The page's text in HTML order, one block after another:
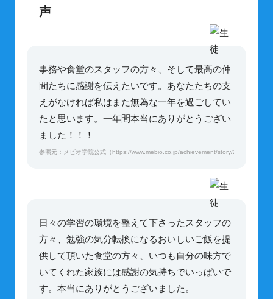
声
事務や食堂のスタッフの方々、そして最高の仲
間たちに感謝を伝えたいです。あなたたちの支
えがなければ私はまた無為な一年を過ごしてい
たと思います。一年間本当にありがとうござい
ました！！！
参照元：メビオ学院公式（https://www.mebio.co.jp/achievement/story/2022/
日々の学習の環境を整えて下さったスタッフの
方々、勉強の気分転換になるおいしいご飯を提
供して頂いた食堂の方々、いつも自分の味方で
いてくれた家族には感謝の気持ちでいっぱいで
す。本当にありがとうございました。